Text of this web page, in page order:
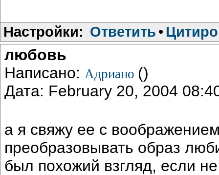
Настройки: Ответить •
любовь
Написано: Адриано ()
Дата: February 20, 2004
а я свяжу ее с
преобразовывать образ
был похожий взгляд, если